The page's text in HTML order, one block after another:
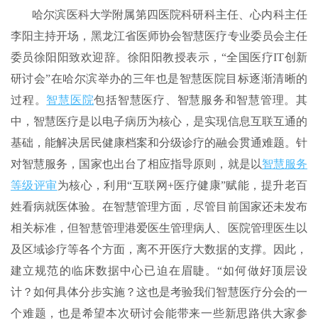
哈尔滨医科大学附属第四医院科研科主任、心内科主任
李阳主持开场，黑龙江省医师协会智慧医疗专业委员会主任
委员徐阳阳致欢迎辞。徐阳阳教授表示，“全国医疗IT创新
研讨会”在哈尔滨举办的三年也是智慧医院目标逐渐清晰的
过程。 智慧医院包括智慧医疗、智慧服务和智慧管理。其
中，智慧医疗是以电子病历为核心，是实现信息互联互通的
基础，能解决居民健康档案和分级诊疗的融会贯通难题。针
对智慧服务，国家也出台了相应指导原则，就是以智慧服务
等级评审为核心，利用“互联网+医疗健康”赋能，提升老百
姓看病就医体验。在智慧管理方面，尽管目前国家还未发布
相关标准，但智慧管理港爱医生管理病人、医院管理医生以
及区域诊疗等各个方面，离不开医疗大数据的支撑。因此，
建立规范的临床数据中心已迫在眉睫。“如何做好顶层设
计？如何具体分步实施？这也是考验我们智慧医疗分会的一
个难题，也是希望本次研讨会能带来一些新思路供大家参